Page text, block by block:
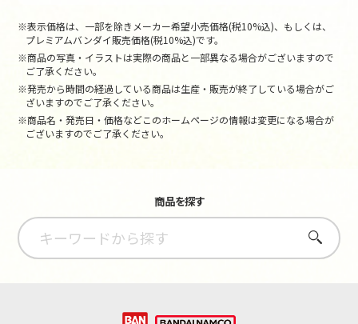
※表示価格は、一部を除きメーカー希望小売価格(税10%込)、もしくは、
プレミアムバンダイ販売価格(税10%込)です。
※商品の写真・イラストは実際の商品と一部異なる場合がございますので
ご了承ください。
※発売から時間の経過している商品は生産・販売が終了している場合がご
ざいますのでご了承ください。
※商品名・発売日・価格などこのホームページの情報は変更になる場合が
ございますのでご了承ください。
商品を探す
さがす